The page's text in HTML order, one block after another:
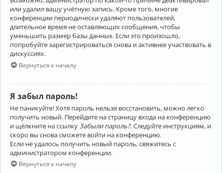
или удалил вашу учётную запись. Кроме того, многие
конференции периодически удаляют пользователей,
длительное время не оставляющих сообщения, чтобы
уменьшить размер базы данных. Если это произошло,
попробуйте зарегистрироваться снова и активнее участвовать в
дискуссиях.
Вернуться к началу
Я забыл пароль!
Не паникуйте! Хотя пароль нельзя восстановить, можно легко
получить новый. Перейдите на страницу входа на конференцию
и щёлкните на ссылку Забыли пароль?. Следуйте инструкциям, и
скоро вы снова сможете войти на конференцию.
Если не удалось получить новый пароль, свяжитесь с
администратором конференции.
Вернуться к началу